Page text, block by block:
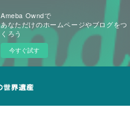
Ameba Owndで
あなただけのホームページやブログをつ
くろう
今すぐ試す